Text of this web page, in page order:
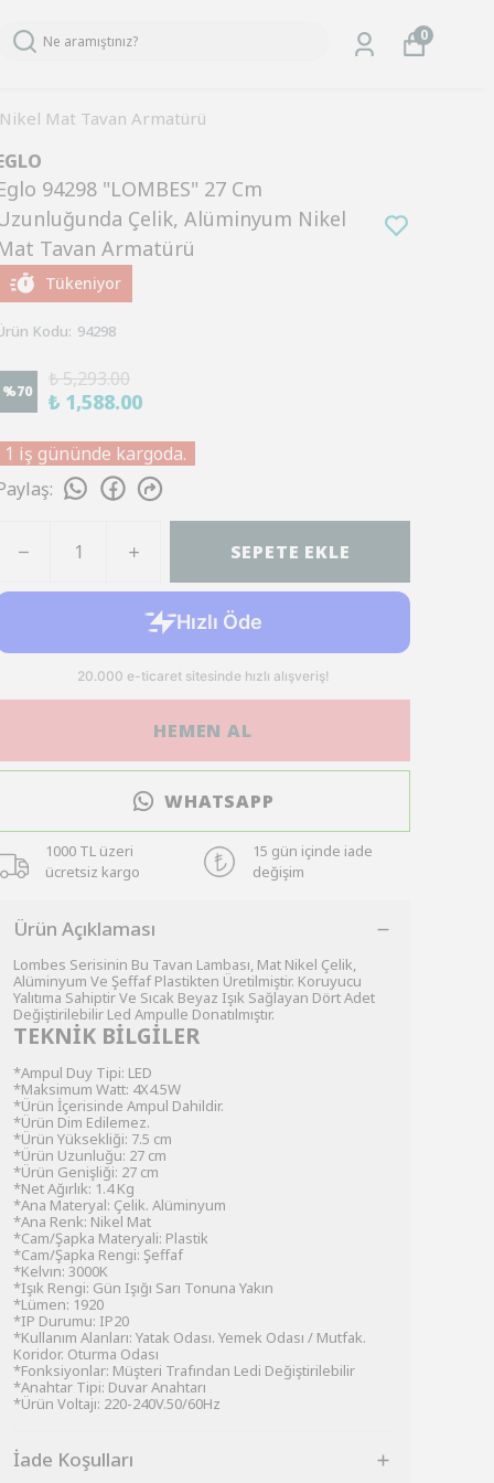
0
Mat Tavan Armatürü
94298 "LOMBES" 27 Cm
Çelik, Alüminyum Nikel
Tavan Armatürü
Tükeniyor
Kodu: 94298
%70
₺ 5,293.00
₺ 1,588.00
iş gününde kargoda.
:
SEPETE EKLE
HEMEN AL
WHATSAPP
1000 TL üzeri
ücretsiz kargo
15 gün içinde iade
değişim
Ürün Açıklaması
Lombes Serisinin Bu Tavan Lambası, Mat Nikel Çelik,
Alüminyum Ve Şeffaf Plastikten Üretilmiştir. Koruyucu
Yalıtıma Sahiptir Ve Sıcak Beyaz Işık Sağlayan Dört Adet
Değiştirilebilir Led Ampulle Donatılmıştır.
TEKNİK BİLGİLER
*Ampul Duy Tipi: LED
*Maksimum Watt: 4X4.5W
*Ürün İçerisinde Ampul Dahildir.
*Ürün Dim Edilemez.
*Ürün Yüksekliği: 7.5 cm
*Ürün Uzunluğu: 27 cm
*Ürün Genişliği: 27 cm
*Net Ağırlık: 1.4 Kg
*Ana Materyal: Çelik. Alüminyum
*Ana Renk: Nikel Mat
*Cam/Şapka Materyali: Plastik
*Cam/Şapka Rengi: Şeffaf
*Kelvın: 3000K
*Işık Rengi: Gün Işığı Sarı Tonuna Yakın
*Lümen: 1920
*IP Durumu: IP20
*Kullanım Alanları: Yatak Odası. Yemek Odası / Mutfak.
Koridor. Oturma Odası
*Fonksiyonlar: Müşteri Trafından Ledi Değiştirilebilir
*Anahtar Tipi: Duvar Anahtarı
*Ürün Voltajı: 220-240V.50/60Hz
İade Koşulları